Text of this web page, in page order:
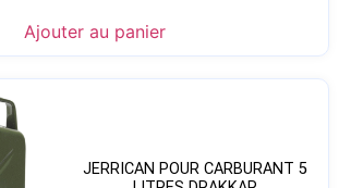
Ajouter au panier
JERRICAN POUR CARBURANT 5